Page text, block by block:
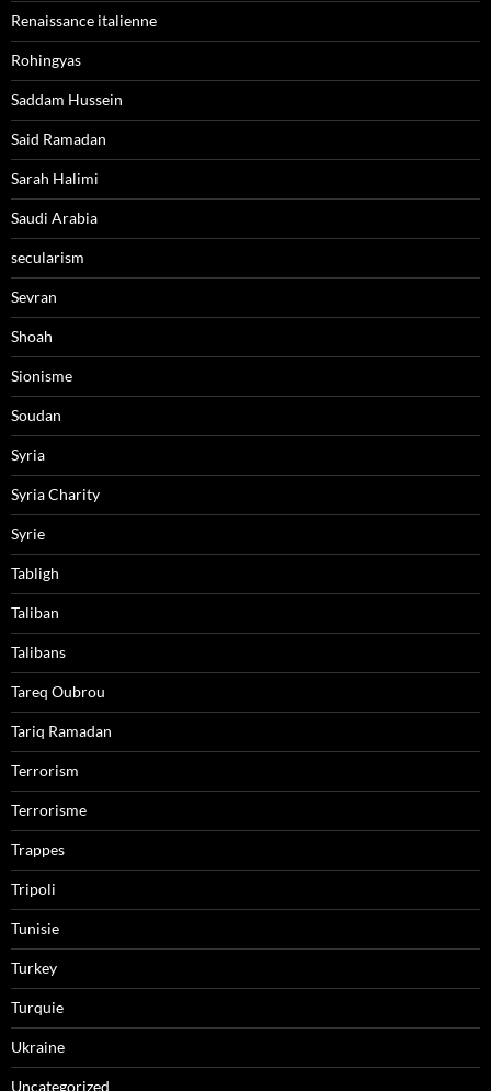
Renaissance italienne
Rohingyas
Saddam Hussein
Said Ramadan
Sarah Halimi
Saudi Arabia
secularism
Sevran
Shoah
Sionisme
Soudan
Syria
Syria Charity
Syrie
Tabligh
Taliban
Talibans
Tareq Oubrou
Tariq Ramadan
Terrorism
Terrorisme
Trappes
Tripoli
Tunisie
Turkey
Turquie
Ukraine
Uncategorized